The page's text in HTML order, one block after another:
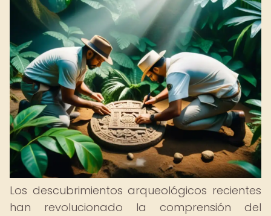
Los descubrimientos arqueológicos recientes
han revolucionado la comprensión del